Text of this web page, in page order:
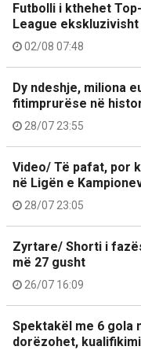
Futbolli i kthehet
League ekskluzivisht
02/08 07:48
Dy ndeshje, miliona
fitimprurëse në
28/07 23:55
Video/ Të pafat, por
në Ligën e
28/07 23:05
Zyrtare/ Shorti i
më 27 gusht
26/07 16:09
Spektakël me 6 gola
dorëzohet,